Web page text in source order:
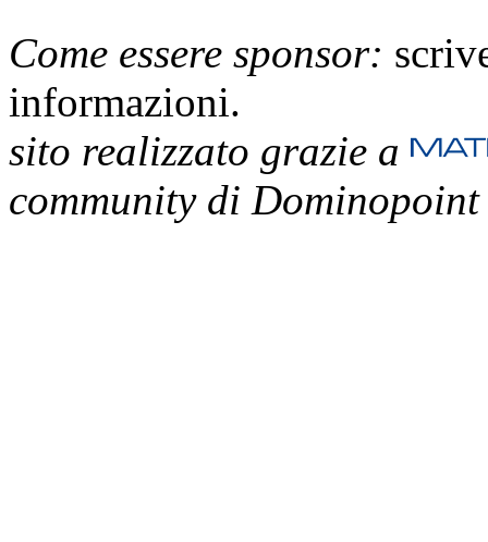
Come essere sponsor:
informazioni.
sito realizzato grazie a
community di Dominopoint